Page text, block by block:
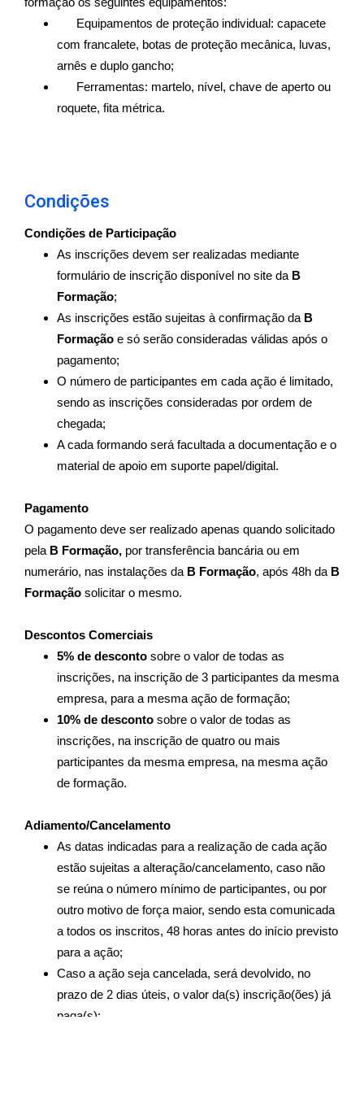
Equipamentos de proteção individual: capacete
com francalete, botas de proteção mecânica, luvas,
arnês e duplo gancho;
Ferramentas: martelo, nível, chave de aperto ou
roquete, fita métrica.
Condições
Condições de Participação
As inscrições devem ser realizadas mediante
formulário de inscrição disponível no site da B
Formação;
As inscrições estão sujeitas à confirmação da B
Formação e só serão consideradas válidas após o
pagamento;
O número de participantes em cada ação é limitado,
sendo as inscrições consideradas por ordem de
chegada;
A cada formando será facultada a documentação e o
material de apoio em suporte papel/digital.
Pagamento
O pagamento deve ser realizado apenas quando solicitado
pela B Formação, por transferência bancária ou em
numerário, nas instalações da B Formação, após 48h da B
Formação solicitar o mesmo.
Descontos Comerciais
5% de desconto sobre o valor de todas as
inscrições, na inscrição de 3 participantes da mesma
empresa, para a mesma ação de formação;
10% de desconto sobre o valor de todas as
inscrições, na inscrição de quatro ou mais
participantes da mesma empresa, na mesma ação
de formação.
Adiamento/Cancelamento
As datas indicadas para a realização de cada ação
estão sujeitas a alteração/cancelamento, caso não
se reúna o número mínimo de participantes, ou por
outro motivo de força maior, sendo esta comunicada
a todos os inscritos, 48 horas antes do início previsto
para a ação;
Caso a ação seja cancelada, será devolvido, no
prazo de 2 dias úteis, o valor da(s) inscrição(ões) já
paga(s);